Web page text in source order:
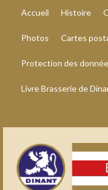
Accueil Histoire
Photos Cartes
Protection des
Livre Brasserie de